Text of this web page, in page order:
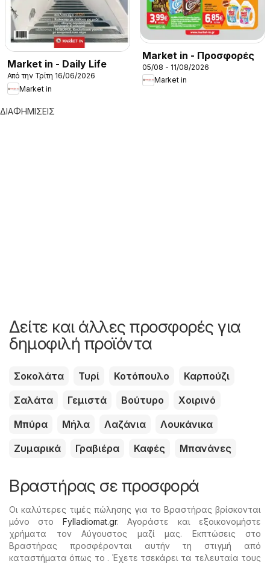
Market in - Daily Life
Από την Τρίτη 16/06/2026
Market in
Market in - Προσφορές
05/08 - 11/08/2026
Market in
ΔΙΑΦΗΜΙΣΕΙΣ
Δείτε και άλλες προσφορές για
δημοφιλή προϊόντα
Σοκολάτα Τυρί Κοτόπουλο
Καρπούζι
Σαλάτα
Γεμιστά Βούτυρο
Χοιρινό
Μπύρα
Μήλα Λαζάνια
Λουκάνικα
Ζυμαρικά
Γραβιέρα Καφές Μπανάνες
Βραστήρας σε προσφορά
Οι καλύτερες τιμές πώλησης για το Βραστήρας βρίσκονται
μόνο στο Fylladiomat.gr. Αγοράστε και εξοικονομήστε
χρήματα τον Αύγουστος μαζί μας. Εκπτώσεις στο
Βραστήρας προσφέρονται αυτήν τη στιγμή από
καταστήματα όπως το . Έχετε τσεκάρει τα τελευταία τους